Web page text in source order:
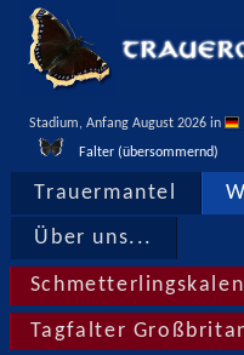
Stadium, Anfang August 2026 in
Falter (übersommernd)
Trauermantel
Über uns...
Tagfalter